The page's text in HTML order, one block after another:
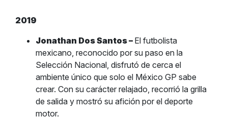
2019
Jonathan Dos Santos – El futbolista
mexicano, reconocido por su paso en la
Selección Nacional, disfrutó de cerca el
ambiente único que solo el México GP sabe
crear. Con su carácter relajado, recorrió la grilla
de salida y mostró su afición por el deporte
motor.